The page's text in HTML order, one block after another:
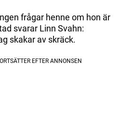
frågar henne om hon är
svarar Linn Svahn:
skakar av skräck.